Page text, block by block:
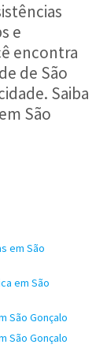
e
encontra
de São
Saiba
São
em São
em São
São Gonçalo
São Gonçalo